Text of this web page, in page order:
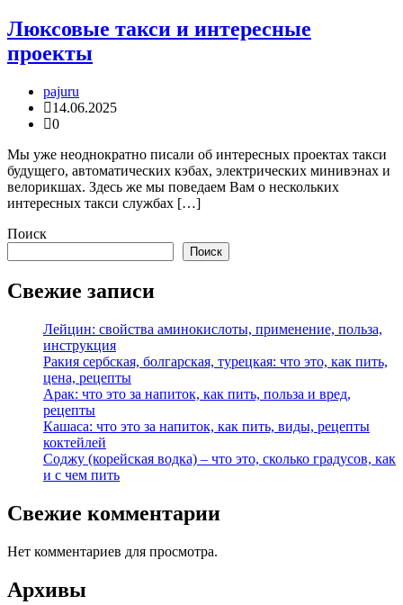
Люксовые такси и интересные
проекты
pajuru
14.06.2025
0
Мы уже неоднократно писали об интересных проектах такси
будущего, автоматических кэбах, электрических минивэнах и
велорикшах. Здесь же мы поведаем Вам о нескольких
интересных такси службах […]
Поиск
Поиск
Свежие записи
Лейцин: свойства аминокислоты, применение, польза,
инструкция
Ракия сербская, болгарская, турецкая: что это, как пить,
цена, рецепты
Арак: что это за напиток, как пить, польза и вред,
рецепты
Кашаса: что это за напиток, как пить, виды, рецепты
коктейлей
Соджу (корейская водка) – что это, сколько градусов, как
и с чем пить
Свежие комментарии
Нет комментариев для просмотра.
Архивы